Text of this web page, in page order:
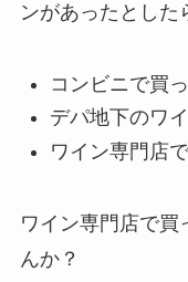
ンがあったとした
コンビニで買
デパ地下のワ
ワイン専門店
ワイン専門店で買
んか？